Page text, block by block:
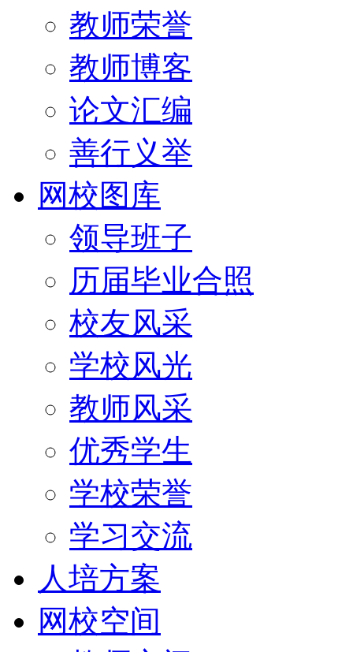
教师荣誉
教师博客
论文汇编
善行义举
网校图库
领导班子
历届毕业合照
校友风采
学校风光
教师风采
优秀学生
学校荣誉
学习交流
人培方案
网校空间